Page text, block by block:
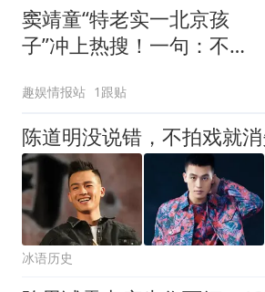
窦靖童“特老实一北京孩
子”冲上热搜！一句：不敢
坐实北京大妞
趣娱情报站 1跟贴
冰语历史